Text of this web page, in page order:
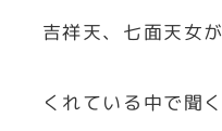
吉祥天、七面天女
くれている中で聞